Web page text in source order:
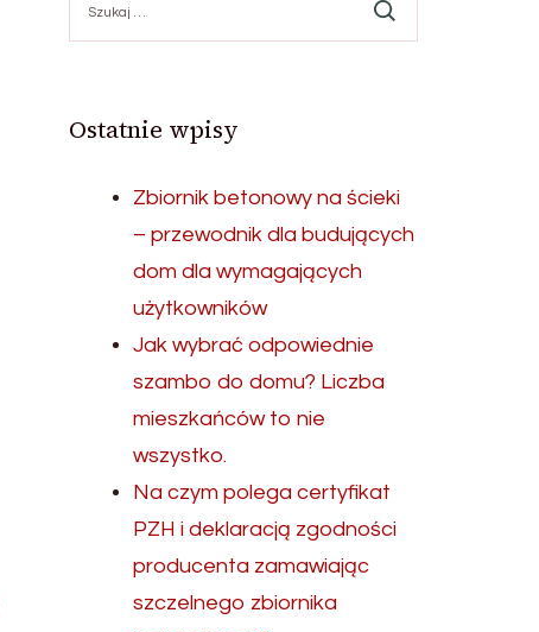
Ostatnie wpisy
Zbiornik betonowy na ścieki
– przewodnik dla budujących
dom dla wymagających
użytkowników
Jak wybrać odpowiednie
szambo do domu? Liczba
mieszkańców to nie
wszystko.
Na czym polega certyfikat
PZH i deklaracją zgodności
producenta zamawiając
szczelnego zbiornika